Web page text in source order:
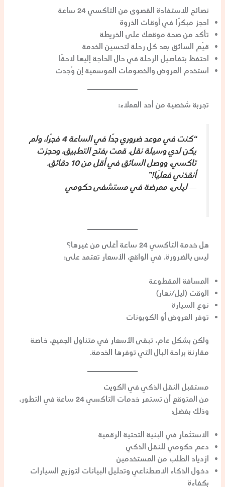
نصائح للاستفادة القصوى من التاكسي 24 ساعة
احجز مبكرًا في أوقات الذروة
تأكد من صحة موقعك على الخريطة
قيّم السائق بعد كل رحلة لتحسين الخدمة
احتفظ بتفاصيل الرحلة في حال الحاجة إليها لاحقًا
استخدم العروض والخصومات الموسمية إن وُجدت
تجربة شخصية من أحد العملاء:
“كنت في موعد ضروري جدًا في الساعة 4 فجرًا، ولم
يكن لدي وسيلة نقل. قمت بفتح التطبيق، وحجزت
تاكسي، ووصل السائق في أقل من 10 دقائق.
أنقذني فعليًا!”
—ليلى، ممرضة في مستشفى حكومي
هل خدمة التاكسي 24 ساعة أغلى من غيرها؟
ليس بالضرورة. في الواقع، الأسعار تعتمد على:
المسافة المقطوعة
الوقت (ليل/نهار)
نوع السيارة
توفر العروض أو الكوبونات
ولكن بشكل عام، تبقى الأسعار في متناول الجميع، خاصة
مقارنة براحة البال التي توفرها الخدمة.
مستقبل النقل الذكي في الكويت
من المتوقع أن تستمر خدمات التاكسي 24 ساعة
في التطور،
وذلك بفضل:
الاستثمار في البنية التحتية الرقمية
دعم حكومي للنقل الذكي
ازدياد الطلب من المستخدمين
دخول الذكاء الاصطناعي وتحليل البيانات لتوزيع السيارات
بكفاءة